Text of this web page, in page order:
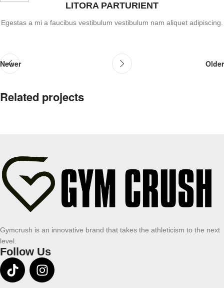
LITORA PARTURIENT
Egestas a mi a faucibus vestibulum vestibulum nam aliquet adipiscing.
Newer Older
Related projects
Gymcrush is an innovative brand that takes the athleticism to the next
level.
Follow Us